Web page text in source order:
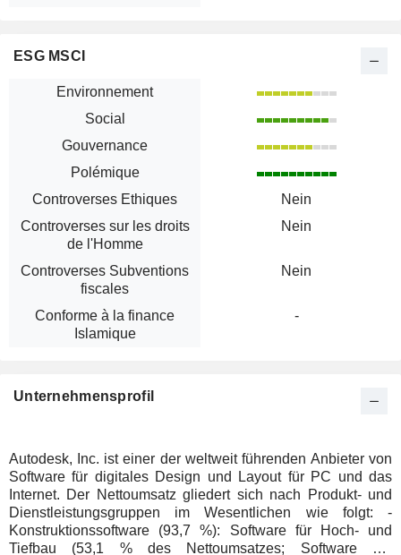
ESG MSCI
Environnement
Social
Gouvernance
Polémique
Controverses Ethiques
Nein
Controverses sur les droits
de l'Homme
Nein
Controverses Subventions
fiscales
Nein
Conforme à la finance
Islamique
-
Unternehmensprofil
Autodesk, Inc. ist einer der weltweit führenden Anbieter von
Software für digitales Design und Layout für PC und das
Internet. Der Nettoumsatz gliedert sich nach Produkt- und
Dienstleistungsgruppen im Wesentlichen wie folgt: -
Konstruktionssoftware (93,7 %): Software für Hoch- und
Tiefbau (53,1 % des Nettoumsatzes; Software zur